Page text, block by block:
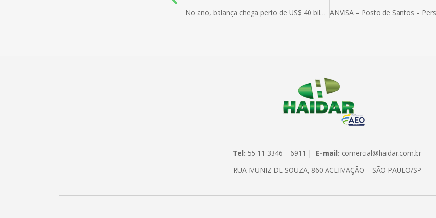
No ano, balança chega perto de US$ 40 bilhões
Tel: 55 11 3346 – 6911 | E-mail: comercial@haidar.com.br
RUA MUNIZ DE SOUZA, 860 ACLIMAÇÃO – SÃO PAULO/SP